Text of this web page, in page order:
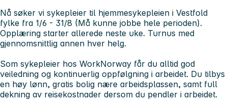
Nå søker vi sykepleier til hjemmesykepleien i Vestfold
fylke fra 1/6 - 31/8 (Må kunne jobbe hele perioden).
Opplæring starter allerede neste uke. Turnus med
gjennomsnittlig annen hver helg.
Som sykepleier hos WorkNorway får du alltid god
veiledning og kontinuerlig oppfølgning i arbeidet. Du tilbys
en høy lønn, gratis bolig nære arbeidsplassen, samt full
dekning av reisekostnader dersom du pendler i arbeidet.